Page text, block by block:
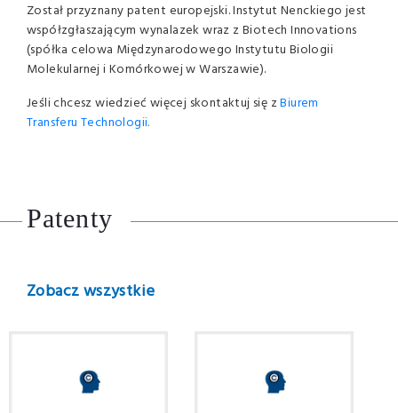
Został przyznany patent europejski. Instytut Nenckiego jest
współzgłaszającym wynalazek wraz z Biotech Innovations
(spółka celowa Międzynarodowego Instytutu Biologii
Molekularnej i Komórkowej w Warszawie).
Jeśli chcesz wiedzieć więcej skontaktuj się zBiurem
Transferu Technologii.
Patenty
Zobacz wszystkie